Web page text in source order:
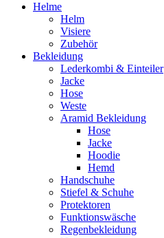
Helme
Helm
Visiere
Zubehör
Bekleidung
Lederkombi & Einteiler
Jacke
Hose
Weste
Aramid Bekleidung
Hose
Jacke
Hoodie
Hemd
Handschuhe
Stiefel & Schuhe
Protektoren
Funktionswäsche
Regenbekleidung